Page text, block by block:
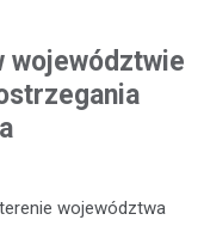
województwie
województwa